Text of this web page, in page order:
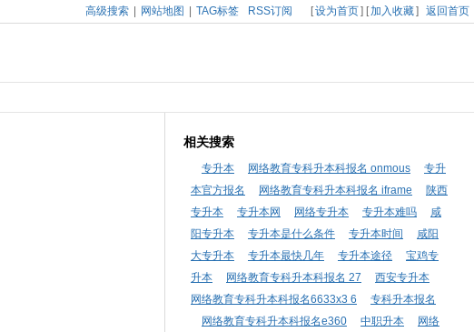
高级搜索 网站地图 TAG标签 RSS订阅 [设为首页] [加入收藏] 返回首页
相关搜索
专升本 网络教育专科升本科报名 onmous
专升
本官方报名
网络教育专科升本科报名 iframe
陕西
专升本
专升本网 网络专升本 专升本难吗
咸
阳专升本
专升本是什么条件 专升本时间
咸阳
大专升本
专升本最快几年 专升本途径
宝鸡专
升本
网络教育专科升本科报名 27
西安专升本
网络教育专科升本科报名6633x3 6
专科升本报名
网络教育专科升本科报名e360
中职升本
网络